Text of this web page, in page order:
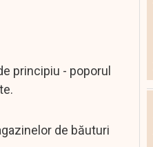
principiu - poporul
de băuturi